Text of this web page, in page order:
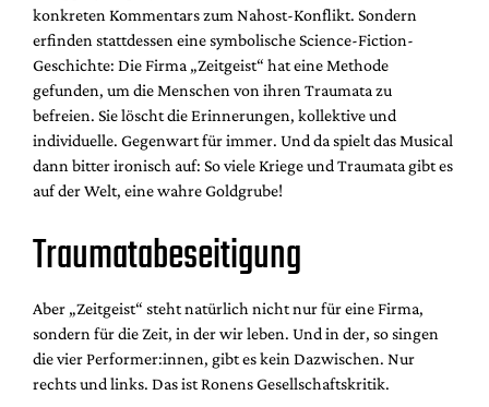
konkreten Kommentars zum Nahost-Konflikt. Sondern
erfinden stattdessen eine symbolische Science-Fiction-
Geschichte: Die Firma „Zeitgeist“ hat eine Methode
gefunden, um die Menschen von ihren Traumata zu
befreien. Sie löscht die Erinnerungen, kollektive und
individuelle. Gegenwart für immer. Und da spielt das Musical
dann bitter ironisch auf: So viele Kriege und Traumata gibt es
auf der Welt, eine wahre Goldgrube!
Traumatabeseitigung
Aber „Zeitgeist“ steht natürlich nicht nur für eine Firma,
sondern für die Zeit, in der wir leben. Und in der, so singen
die vier Performer:innen, gibt es kein Dazwischen. Nur
rechts und links. Das ist Ronens Gesellschaftskritik.